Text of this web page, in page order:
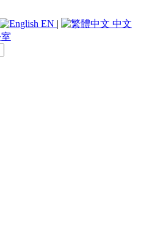
EN | 中文